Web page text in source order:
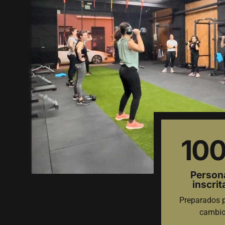
Preparados